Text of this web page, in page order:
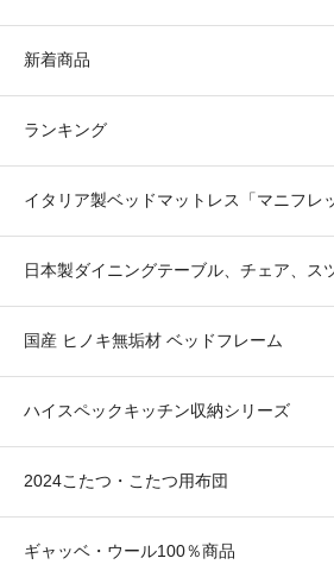
新着商品
ランキング
イタリア製ベッドマットレス「マニフレ
日本製ダイニングテーブル、チェア、ス
国産 ヒノキ無垢材 ベッドフレーム
ハイスペックキッチン収納シリーズ
2024こたつ・こたつ用布団
ギャッベ・ウール100％商品